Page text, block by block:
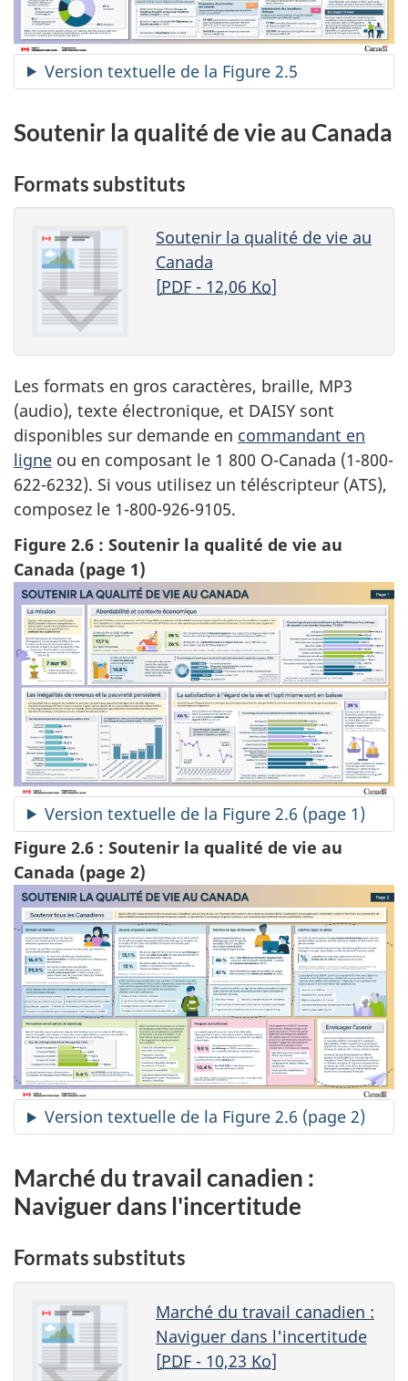
Version textuelle de la Figure 2.5
Soutenir la qualité de vie au Canada
Formats substituts
Soutenir la qualité de vie au
Canada
[PDF- 12,06 Ko]
Les formats en gros caractères, braille, MP3
(audio), texte électronique, et DAISY sont
disponibles sur demande en commandant en
ligne ou en composant le 1 800 O-Canada (1-800-
622-6232). Si vous utilisez un téléscripteur (ATS),
composez le 1-800-926-9105.
Figure 2.6 : Soutenir la qualité de vie au
Canada (page 1)
Version textuelle de la Figure 2.6 (page 1)
Figure 2.6 : Soutenir la qualité de vie au
Canada (page 2)
Version textuelle de la Figure 2.6 (page 2)
Marché du travail canadien :
Naviguer dans l'incertitude
Formats substituts
Marché du travail canadien :
Naviguer dans l'incertitude
[PDF- 10,23 Ko]